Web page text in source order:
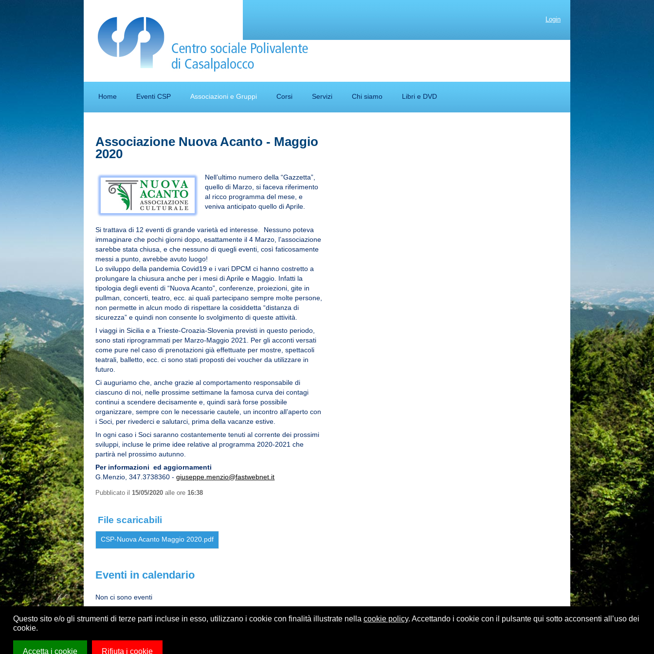
Questo sito e/o gli strumenti di terze parti incluse in esso, utilizzano i cookie con finalità illustrate nella cookie policy. Accettando i cookie con il pulsante qui sotto acconsenti all’uso dei
cookie.
Accetta i cookie Rifiuta i cookie
Login
Home Eventi CSP Associazioni e Gruppi Corsi Servizi Chi siamo Libri e DVD
Associazione Nuova Acanto - Maggio
2020
Nell’ultimo numero della “Gazzetta”,
quello di Marzo, si faceva riferimento
al ricco programma del mese, e
veniva anticipato quello di Aprile.
Si trattava di 12 eventi di grande varietà ed interesse. Nessuno poteva
immaginare che pochi giorni dopo, esattamente il 4 Marzo, l’associazione
sarebbe stata chiusa, e che nessuno di quegli eventi, così faticosamente
messi a punto, avrebbe avuto luogo!
Lo sviluppo della pandemia Covid19 e i vari DPCM ci hanno costretto a
prolungare la chiusura anche per i mesi di Aprile e Maggio. Infatti la
tipologia degli eventi di “Nuova Acanto”, conferenze, proiezioni, gite in
pullman, concerti, teatro, ecc. ai quali partecipano sempre molte persone,
non permette in alcun modo di rispettare la cosiddetta “distanza di
sicurezza” e quindi non consente lo svolgimento di queste attività.
I viaggi in Sicilia e a Trieste-Croazia-Slovenia previsti in questo periodo,
sono stati riprogrammati per Marzo-Maggio 2021. Per gli acconti versati
come pure nel caso di prenotazioni già effettuate per mostre, spettacoli
teatrali, balletto, ecc. ci sono stati proposti dei voucher da utilizzare in
futuro.
Ci auguriamo che, anche grazie al comportamento responsabile di
ciascuno di noi, nelle prossime settimane la famosa curva dei contagi
continui a scendere decisamente e, quindi sarà forse possibile
organizzare, sempre con le necessarie cautele, un incontro all’aperto con
i Soci, per rivederci e salutarci, prima della vacanze estive.
In ogni caso i Soci saranno costantemente tenuti al corrente dei prossimi
sviluppi, incluse le prime idee relative al programma 2020-2021 che
partirà nel prossimo autunno.
Per informazioni ed aggiornamenti
G.Menzio, 347.3738360 -giuseppe.menzio@fastwebnet.it
Pubblicato il15/05/2020 alle ore16:38
File scaricabili
CSP-Nuova Acanto Maggio 2020.pdf
Eventi in calendario
Non ci sono eventi